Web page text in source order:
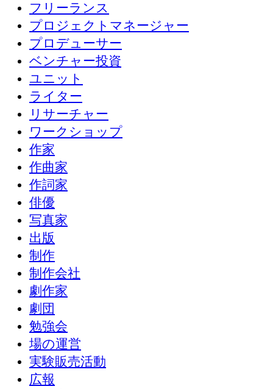
フリーランス
プロジェクトマネージャー
プロデューサー
ベンチャー投資
ユニット
ライター
リサーチャー
ワークショップ
作家
作曲家
作詞家
俳優
写真家
出版
制作
制作会社
劇作家
劇団
勉強会
場の運営
実験販売活動
広報